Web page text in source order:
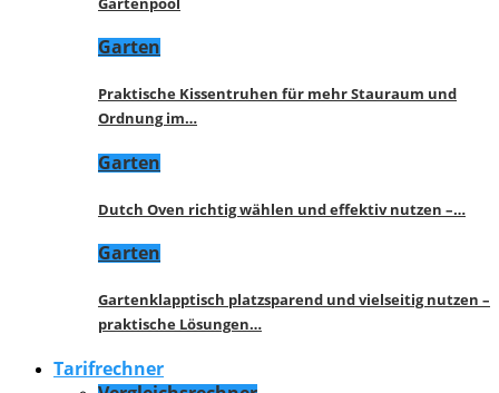
Garten
Praktische Kissentruhen für mehr Stauraum und
Ordnung im…
Garten
Dutch Oven richtig wählen und effektiv nutzen –…
Garten
Gartenklapptisch platzsparend und vielseitig nutzen –
praktische Lösungen…
Tarifrechner